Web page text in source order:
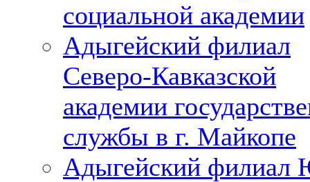
социальной академии
Адыгейский филиал
Северо-Кавказской
академии
службы в г. Майкопе
Адыгейский